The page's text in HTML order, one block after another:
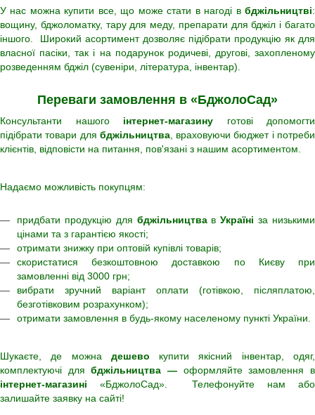
У нас можна купити все, що може стати в нагоді в бджільництві:
вощину, бджоломатку, тару для меду, препарати для бджіл і багато
іншого. Широкий асортимент дозволяє підібрати продукцію як для
власної пасіки, так і на подарунок родичеві, другові, захопленому
розведенням бджіл (сувеніри, література, інвентар).
Переваги замовлення в «БджолоСад»
Консультанти нашого інтернет-магазину готові допомогти
підібрати товари для бджільництва, враховуючи бюджет і потреби
клієнтів, відповісти на питання, пов'язані з нашим асортиментом.
Надаємо можливість покупцям:
придбати продукцію для бджільництвавУкраїні за низькими
цінами та з гарантією якості;
отримати знижку при оптовій купівлі товарів;
скористатися безкоштовною доставкою по Києву при
замовленні від 3000 грн;
вибрати зручний варіант оплати (готівкою, післяплатою,
безготівковим розрахунком);
отримати замовлення в будь-якому населеному пункті України.
Шукаєте, де можна дешево купити якісний інвентар, одяг,
комплектуючі длябджільництва — оформляйте замовлення в
інтернет-магазині «БджолоСад». Телефонуйте нам або
залишайте заявку на сайті!